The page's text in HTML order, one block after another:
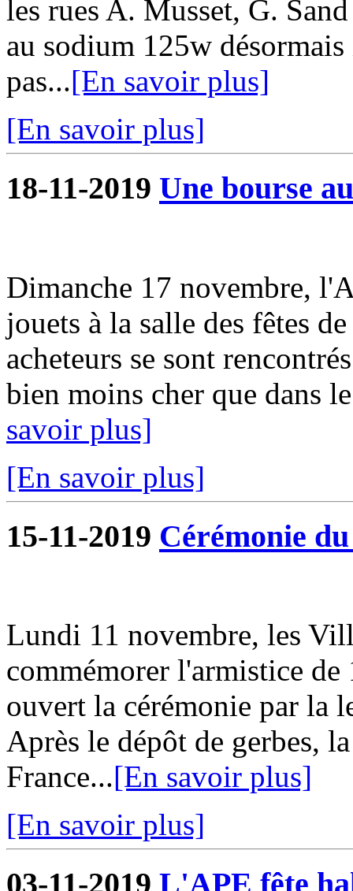
les rues A. Musset, G.
au sodium 125w
pas...[En savoir plus]
[En savoir plus]
18-11-2019 Une bourse
Dimanche 17 novembre,
jouets à la salle des fêtes
acheteurs se sont
bien moins cher que dans
savoir plus]
[En savoir plus]
15-11-2019 Cérémonie
Lundi 11 novembre, les
commémorer l'armistice
ouvert la cérémonie par la
Après le dépôt de gerbes,
France...[En savoir plus]
[En savoir plus]
03-11-2019 L'APE fête